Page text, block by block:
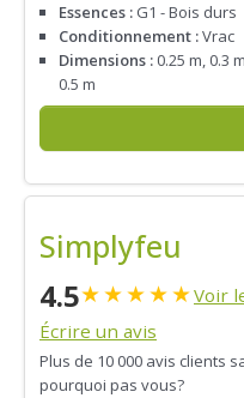
Essences : G1 - Bois durs
Conditionnement :Vrac
Dimensions : 0.25 m, 0.3
0.5 m
Simplyfeu
4.5★★★★★Voir
Écrire un avis
Plus de 10 000 avis clients
pourquoi pas vous?